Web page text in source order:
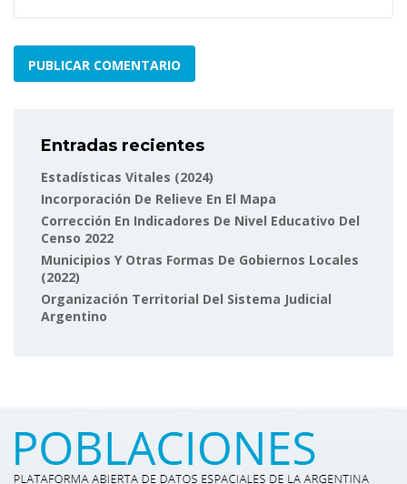
Entradas recientes
Estadísticas Vitales (2024)
Incorporación De Relieve En El Mapa
Corrección En Indicadores De Nivel Educativo Del
Censo 2022
Municipios Y Otras Formas De Gobiernos Locales
(2022)
Organización Territorial Del Sistema Judicial
Argentino